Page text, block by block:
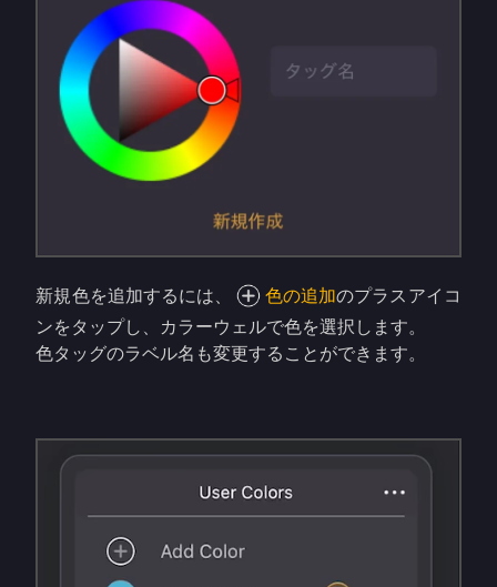
新規色を追加するには、 色の追加のプラスアイコ
ンをタップし、カラーウェルで色を選択します。
色タッグのラベル名も変更することができます。